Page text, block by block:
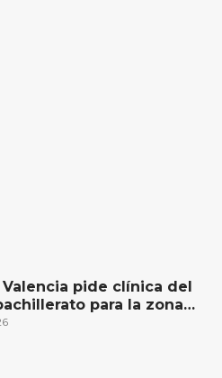
Valencia pide clínica del
para la zona
San Juan del Río